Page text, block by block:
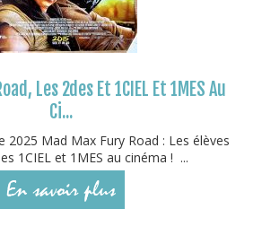
Les 2des Et 1CIEL Et 1MES Au
Ci...
2025 Mad Max Fury Road : Les élèves
1CIEL et 1MES au cinéma ! ...
En savoir plus